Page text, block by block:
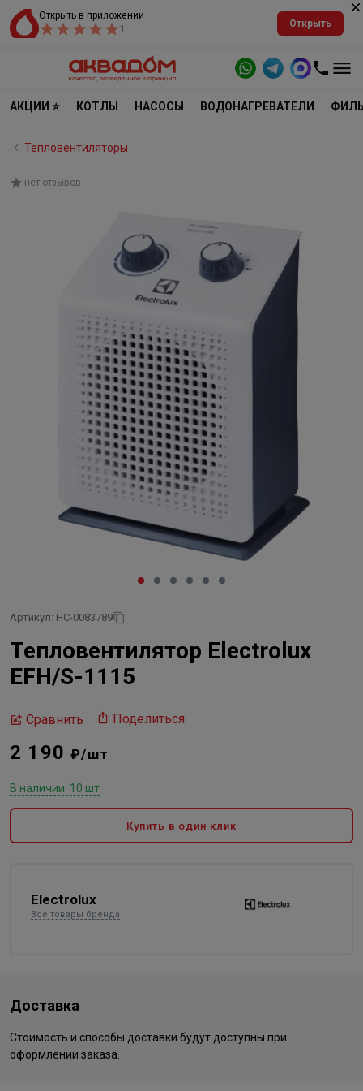
Открыть в приложении
1
Открыть
АКЦИИ ⭐ КОТЛЫ НАСОСЫ ВОДОНАГРЕВАТЕЛИ
Тепловентиляторы
нет отзывов
Артикул: НС-0083789
Тепловентилятор Electrolux
EFH/S-1115
Сравнить Поделиться
2 190₽/шт
В наличии: 10 шт
Купить в один клик
Electrolux
Все товары бренда
Доставка
Стоимость и способы доставки будут доступны при
оформлении заказа.